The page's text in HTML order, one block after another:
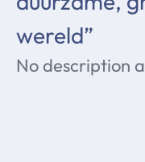
wereld”
No description